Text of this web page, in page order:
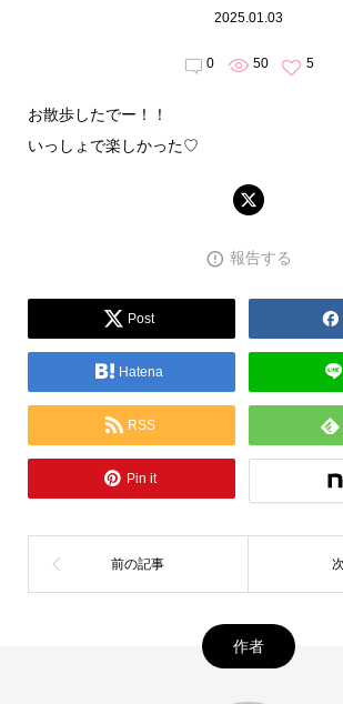
2025.01.03
0 50 5
お散歩したでー！！
いっしょで楽しかった♡
報告する
Post
Hatena
RSS
Pin it
作者